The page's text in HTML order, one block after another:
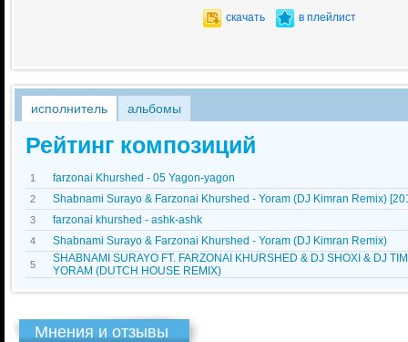
скачать в плейлист
исполнитель альбомы
Рейтинг композиций
1 farzonai Khurshed - 05 Yagon-yagon
2 Shabnami Surayo & Farzonai Khurshed - Yoram (DJ Kimran Remix)
3 farzonai khurshed - ashk-ashk
4 Shabnami Surayo & Farzonai Khurshed - Yoram (DJ Kimran Remix)
5
SHABNAMI SURAYO FT. FARZONAI KHURSHED & DJ SHOXI & DJ
YORAM (DUTCH HOUSE REMIX)
Мнения и отзывы